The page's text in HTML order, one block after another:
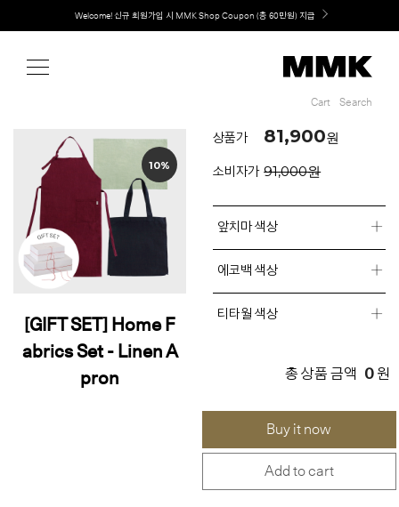
Welcome! 신규 회원가입 시 MMK Shop Coupon (총 60만원) 지급
MMK의 새로운 키친 디자인, EXTRUDE 익스트루드 라인 출시
Cart Search
[GIFT SET] Home F
abrics Set - Linen A
pron
10%
상품가 81,900원
소비자가 91,000원
앞치마 색상
에코백 색상
티타월 색상
총 상품 금액 0 원
Buy it now
Add to cart